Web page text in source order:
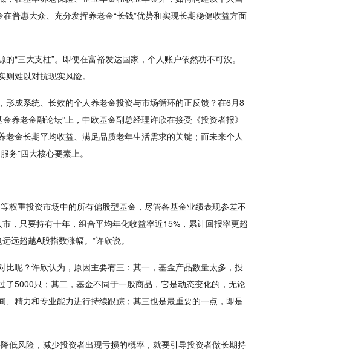
普惠大众、充分发挥养老金“长钱”优势和实现长期稳健收益方面
“三大支柱”。即便在富裕发达国家，个人账户依然功不可没。
难以对抗现实风险。
成系统、长效的个人养老金投资与市场循环的正反馈？在6月8
老金融论坛”上，中欧基金副总经理许欣在接受《投资者报》
金长期平均收益、满足品质老年生活需求的关键；而未来个人
务”四大核心要素上。
权重投资市场中的所有偏股型基金，尽管各基金业绩表现参差不
，只要持有十年，组合平均年化收益率近15%，累计回报率更超
远超越A股指数涨幅。”许欣说。
呢？许欣认为，原因主要有三：其一，基金产品数量太多，投
5000只；其二，基金不同于一般商品，它是动态变化的，无论
精力和专业能力进行持续跟踪；其三也是最重要的一点，即是
低风险，减少投资者出现亏损的概率，就要引导投资者做长期持